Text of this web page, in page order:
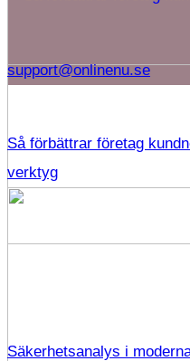
Så förbättrar företag
verktyg
Säkerhetsanalys i
support@onlinenu.se